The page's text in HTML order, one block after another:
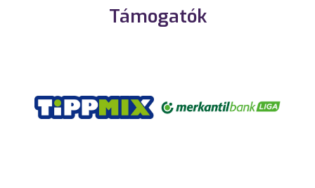
Támogatók